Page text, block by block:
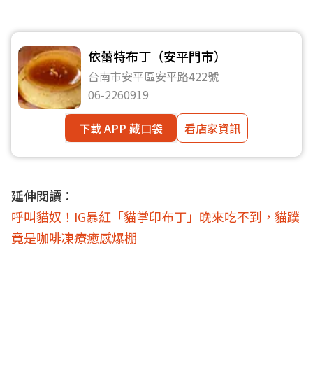
依蕾特布丁（安平門市）
台南市安平區安平路422號
06-2260919
下載 APP 藏口袋
看店家資訊
延伸閱讀：
呼叫貓奴！IG暴紅「貓掌印布丁」晚來吃不到，貓蹼
竟是咖啡凍療癒感爆棚